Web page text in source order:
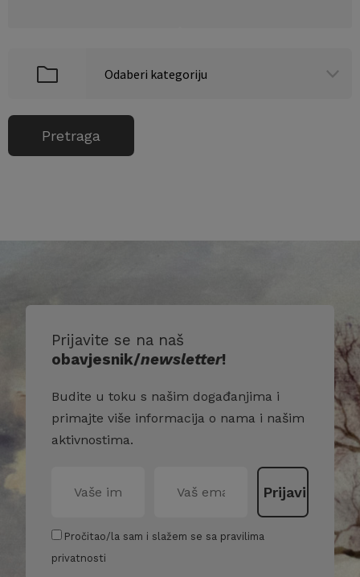
Prijavite se na naš
obavjesnik/newsletter!
Budite u toku s našim događanjima i
primajte više informacija o nama i našim
aktivnostima.
Pročitao/la sam i slažem se sa pravilima
privatnosti